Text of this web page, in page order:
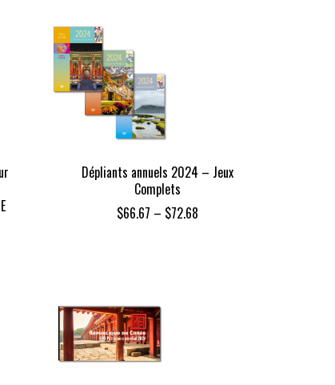
Dépliants annuels 2024 – Jeux
Complets
$66.67 – $72.68